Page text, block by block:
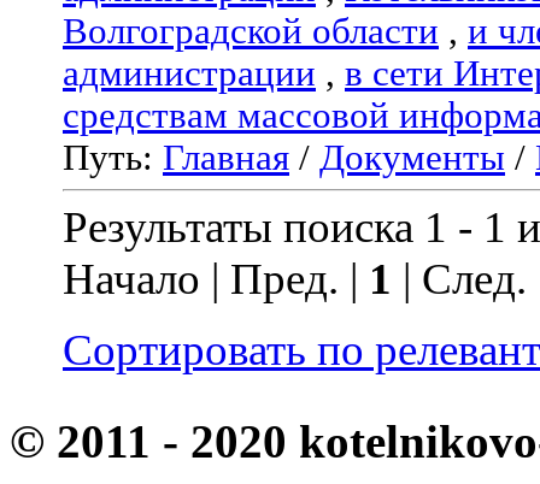
Волгоградской области , и
администрации , в сети
средствам массовой
Путь: Главная / Документы /
Результаты поиска 1 - 1
Начало | Пред. | 1 |
Сортировать по
© 2011 - 2020